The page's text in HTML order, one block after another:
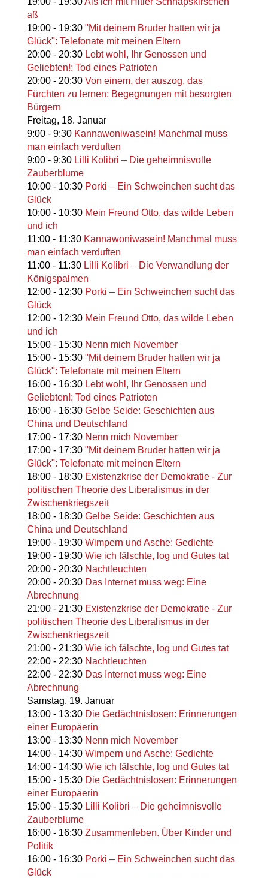
aß
19:00- 19:30 "Mit deinem Bruder hatten wir ja
Glück": Telefonate mit meinen Eltern
20:00- 20:30 Lebt wohl, Ihr Genossen und
Geliebten!: Tod eines Patrioten
20:00- 20:30 Von einem, der auszog, das
Fürchten zu lernen: Begegnungen mit besorgten
Bürgern
Freitag, 18. Januar
9:00- 9:30 Kannawoniwasein! Manchmal muss
man einfach verduften
9:00- 9:30 Lilli Kolibri – Die geheimnisvolle
Zauberblume
10:00- 10:30 Porki – Ein Schweinchen sucht das
Glück
10:00- 10:30 Mein Freund Otto, das wilde Leben
und ich
11:00- 11:30 Kannawoniwasein! Manchmal muss
man einfach verduften
11:00- 11:30 Lilli Kolibri – Die Verwandlung der
Königspalmen
12:00- 12:30 Porki – Ein Schweinchen sucht das
Glück
12:00- 12:30 Mein Freund Otto, das wilde Leben
und ich
15:00- 15:30 Nenn mich November
15:00- 15:30 "Mit deinem Bruder hatten wir ja
Glück": Telefonate mit meinen Eltern
16:00- 16:30 Lebt wohl, Ihr Genossen und
Geliebten!: Tod eines Patrioten
16:00- 16:30 Gelbe Seide: Geschichten aus
China und Deutschland
17:00- 17:30 Nenn mich November
17:00- 17:30 "Mit deinem Bruder hatten wir ja
Glück": Telefonate mit meinen Eltern
18:00- 18:30 Existenzkrise der Demokratie - Zur
politischen Theorie des Liberalismus in der
Zwischenkriegszeit
18:00- 18:30 Gelbe Seide: Geschichten aus
China und Deutschland
19:00- 19:30 Wimpern und Asche: Gedichte
19:00- 19:30 Wie ich fälschte, log und Gutes tat
20:00- 20:30 Nachtleuchten
20:00- 20:30 Das Internet muss weg: Eine
Abrechnung
21:00- 21:30 Existenzkrise der Demokratie - Zur
politischen Theorie des Liberalismus in der
Zwischenkriegszeit
21:00- 21:30 Wie ich fälschte, log und Gutes tat
22:00- 22:30 Nachtleuchten
22:00- 22:30 Das Internet muss weg: Eine
Abrechnung
Samstag, 19. Januar
13:00- 13:30 Die Gedächtnislosen: Erinnerungen
einer Europäerin
13:00- 13:30 Nenn mich November
14:00- 14:30 Wimpern und Asche: Gedichte
14:00- 14:30 Wie ich fälschte, log und Gutes tat
15:00- 15:30 Die Gedächtnislosen: Erinnerungen
einer Europäerin
15:00- 15:30 Lilli Kolibri – Die geheimnisvolle
Zauberblume
16:00- 16:30 Zusammenleben. Über Kinder und
Politik
16:00- 16:30 Porki – Ein Schweinchen sucht das
Glück